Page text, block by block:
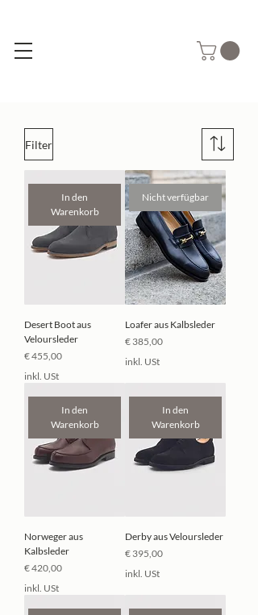
Filter
In den
Warenkorb
Desert Boot aus
Veloursleder
Preis
€ 455,00
inkl. USt
Nicht verfügbar
Loafer aus Kalbsleder
Preis
€ 385,00
inkl. USt
In den
Warenkorb
Norweger aus
Kalbsleder
Preis
€ 420,00
inkl. USt
In den
Warenkorb
Derby aus Veloursleder
Preis
€ 395,00
inkl. USt